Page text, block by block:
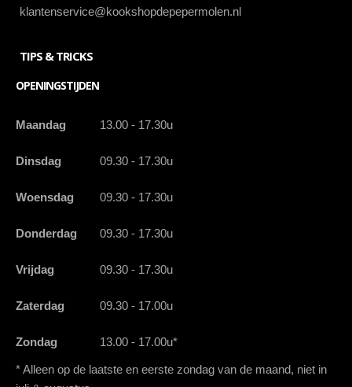
klantenservice@kookshopdepepermolen.nl
TIPS & TRICKS
OPENINGSTIJDEN
Maandag 13.00 - 17.30u
Dinsdag 09.30 - 17.30u
Woensdag 09.30 - 17.30u
Donderdag 09.30 - 17.30u
Vrijdag 09.30 - 17.30u
Zaterdag 09.30 - 17.00u
Zondag 13.00 - 17.00u*
* Alleen op de laatste en eerste zondag van de maand, niet in